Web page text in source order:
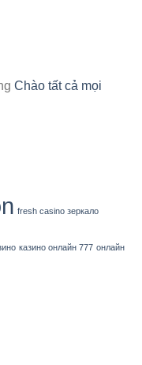
Chào tất cả mọi
fresh casino зеркало
казино онлайн 777 онлайн